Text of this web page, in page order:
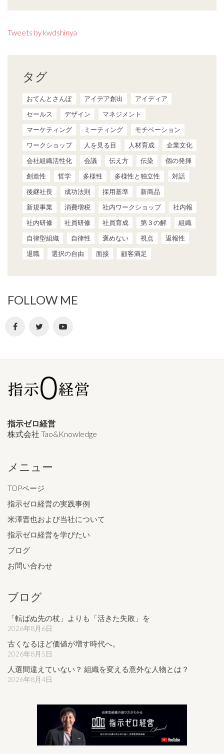
Tweets by kwdshinya
タグ
おてんとさんぽ アイデア創出
アイディア
セールス
デザイン
マネジメント
マーケティング
ミーティング
モチベーション
ワークショップ
人を見る目 人材育成
企業文化
会社組織活性化
会議 伝え方 伝染
個の発揮
創造性
哲学 多様性 多様性と独立性
対話
後継社長
成功法則 採用基準
新商品
新規事業
消費増税 社内ワークショップ
社内報
社内研修
社員研修 社員育成 第３の解
組織
自律型組織
自律性 褒めない 視点
返報性
退職
選択の自由 面接 顧客満足
FOLLOW ME
指示ゼロ経営
株式会社 Tao&Knowledge
メニュー
TOPページ
指示ゼロ経営の実践事例
米澤晋也および当社について
指示ゼロ経営を学びたい
ブログ
お問い合わせ
ブログ
「転ばぬ先の杖」よりも「活きた失敗」を
2026年8月6日
古くなるほど価値が増す時代へ。
2026年8月5日
人選間違えていない？ 組織を変える意外な人物とは？
2026年8月4日